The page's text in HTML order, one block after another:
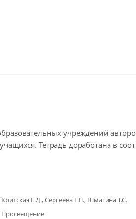
учреждений
Тетрадь доработана в
Критская Е.Д., Сергеева Г.П., Шмагина Т.С.
Просвещение